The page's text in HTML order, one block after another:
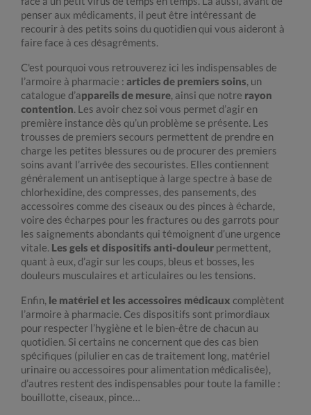
penser aux médicaments, il peut être intéressant de
recourir à des petits soins du quotidien qui vous aideront à
faire face à ces désagréments.
C'est pourquoi vous retrouverez ici les indispensables de
l’armoire à pharmacie : articles de premiers soins, un
catalogue d’appareils de mesure, ainsi que notre rayon
contention. Les avoir chez soi vous permet d’agir en
première instance dès qu’un problème se présente. Les
trousses de premiers secours permettent de prendre en
charge les petites blessures ou de procurer des premiers
soins avant l’arrivée des secouristes. Elles contiennent
généralement un antiseptique à large spectre à base de
chlorhexidine, des compresses, des pansements, des
accessoires comme des ciseaux ou des pinces à écharde,
voire des écharpes pour les fractures ou des garrots pour
les saignements abondants qui témoignent d’une urgence
vitale. Les gels et dispositifs anti-douleur permettent,
quant à eux, d’agir sur les coups, bleus et bosses, les
douleurs musculaires et articulaires ou les tensions.
Enfin, le matériel et les accessoires médicaux complètent
l’armoire à pharmacie. Ces dispositifs sont primordiaux
pour respecter l’hygiène et le bien-être de chacun au
quotidien. Si certains ne concernent que des cas bien
spécifiques (pilulier en cas de traitement long, matériel
urinaire ou accessoires pour alimentation médicalisée),
d’autres restent des indispensables pour toute la famille :
bouillotte, ciseaux, pince…